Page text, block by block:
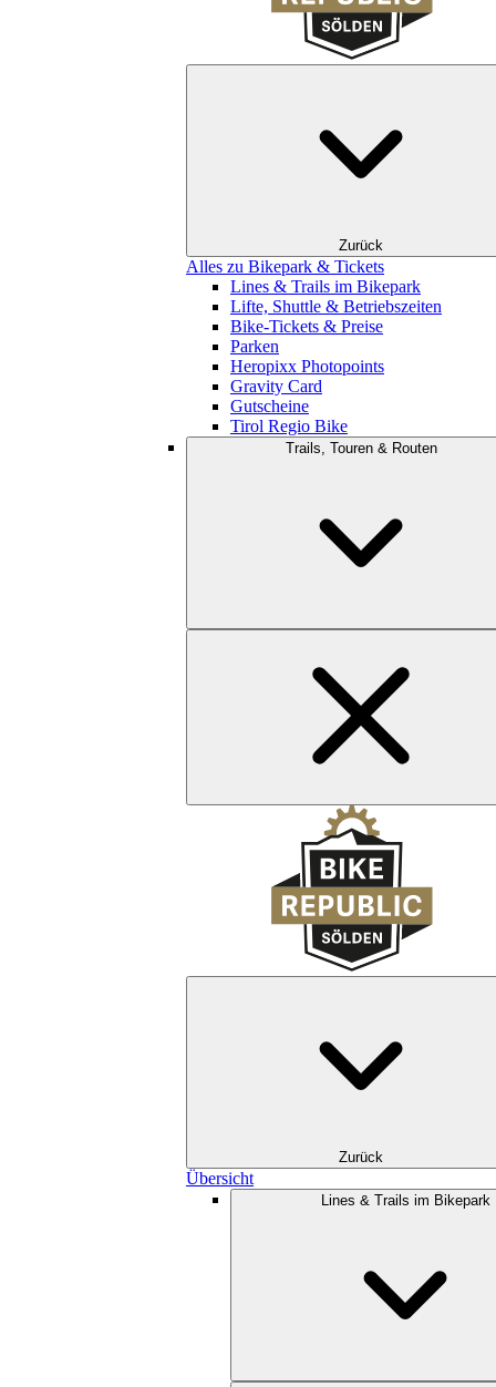
Zurück
Alles zu Bikepark & Tickets
Lines & Trails im Bikepark
Lifte, Shuttle & Betriebszeiten
Bike-Tickets & Preise
Parken
Heropixx Photopoints
Gravity Card
Gutscheine
Tirol Regio Bike
Trails, Touren & Routen
Zurück
Übersicht
Lines & Trails im Bikepark